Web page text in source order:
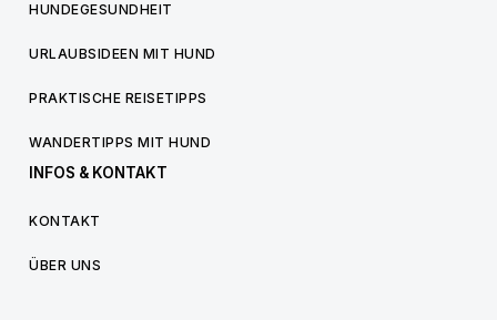
HUNDEGESUNDHEIT
URLAUBSIDEEN MIT HUND
PRAKTISCHE REISETIPPS
WANDERTIPPS MIT HUND
INFOS & KONTAKT
KONTAKT
ÜBER UNS